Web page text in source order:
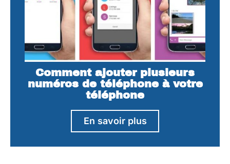
Comment ajouter plusieurs
numéros de téléphone à votre
téléphone
En savoir plus